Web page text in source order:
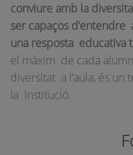
conviure amb la
ser capaços d’entendre
una resposta educativa
el màxim de cada
diversitat a l’aula, és un
la Institució.